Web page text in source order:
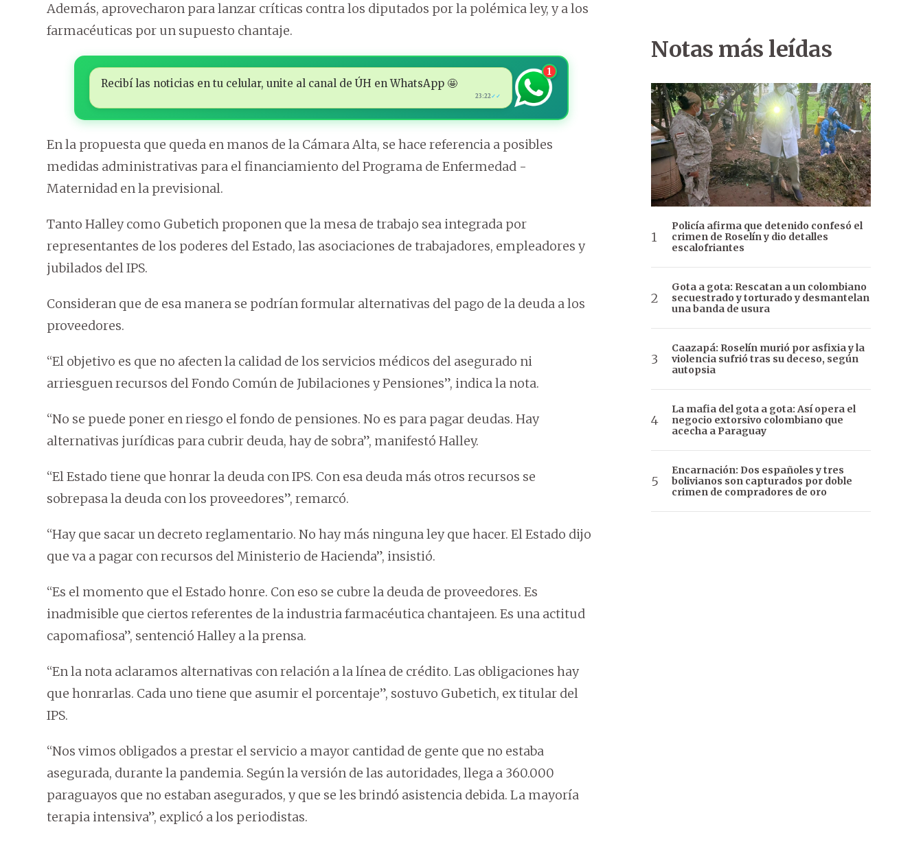
Además, aprovecharon para lanzar críticas contra los diputados por la polémica ley, y a los
farmacéuticas por un supuesto chantaje.
Recibí las noticias en tu celular, unite al canal de ÚH en WhatsApp 🤩
23:22✓✓
1
En la propuesta que queda en manos de la Cámara Alta, se hace referencia a posibles
medidas administrativas para el financiamiento del Programa de Enfermedad -
Maternidad en la previsional.
Tanto Halley como Gubetich proponen que la mesa de trabajo sea integrada por
representantes de los poderes del Estado, las asociaciones de trabajadores, empleadores y
jubilados del IPS.
Consideran que de esa manera se podrían formular alternativas del pago de la deuda a los
proveedores.
“El objetivo es que no afecten la calidad de los servicios médicos del asegurado ni
arriesguen recursos del Fondo Común de Jubilaciones y Pensiones”, indica la nota.
“No se puede poner en riesgo el fondo de pensiones. No es para pagar deudas. Hay
alternativas jurídicas para cubrir deuda, hay de sobra”, manifestó Halley.
“El Estado tiene que honrar la deuda con IPS. Con esa deuda más otros recursos se
sobrepasa la deuda con los proveedores”, remarcó.
“Hay que sacar un decreto reglamentario. No hay más ninguna ley que hacer. El Estado dijo
que va a pagar con recursos del Ministerio de Hacienda”, insistió.
“Es el momento que el Estado honre. Con eso se cubre la deuda de proveedores. Es
inadmisible que ciertos referentes de la industria farmacéutica chantajeen. Es una actitud
capomafiosa”, sentenció Halley a la prensa.
“En la nota aclaramos alternativas con relación a la línea de crédito. Las obligaciones hay
que honrarlas. Cada uno tiene que asumir el porcentaje”, sostuvo Gubetich, ex titular del
IPS.
“Nos vimos obligados a prestar el servicio a mayor cantidad de gente que no estaba
asegurada, durante la pandemia. Según la versión de las autoridades, llega a 360.000
paraguayos que no estaban asegurados, y que se les brindó asistencia debida. La mayoría
terapia intensiva”, explicó a los periodistas.
Notas más leídas
Policía afirma que detenido confesó el
crimen de Roselín y dio detalles
escalofriantes
Gota a gota: Rescatan a un colombiano
secuestrado y torturado y desmantelan
una banda de usura
Caazapá: Roselín murió por asfixia y la
violencia sufrió tras su deceso, según
autopsia
La mafia del gota a gota: Así opera el
negocio extorsivo colombiano que
acecha a Paraguay
Encarnación: Dos españoles y tres
bolivianos son capturados por doble
crimen de compradores de oro